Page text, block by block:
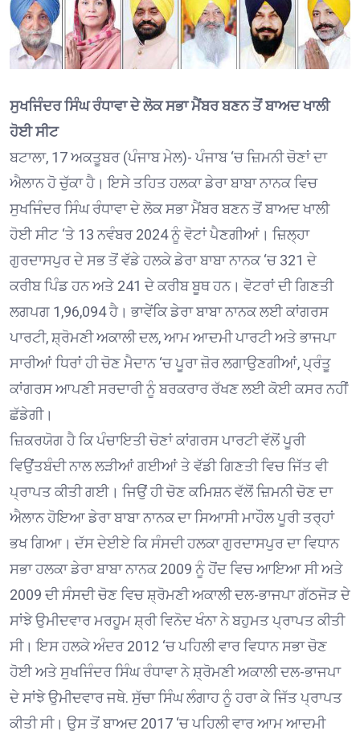
ਸੁਖਜਿੰਦਰ ਸਿੰਘ ਰੰਧਾਵਾ ਦੇ ਲੋਕ ਸਭਾ ਮੈਂਬਰ ਬਣਨ ਤੋਂ ਬਾਅਦ ਖਾਲੀ
ਹੋਈ ਸੀਟ
ਬਟਾਲਾ, 17 ਅਕਤੂਬਰ (ਪੰਜਾਬ ਮੇਲ)- ਪੰਜਾਬ ‘ਚ ਜ਼ਿਮਨੀ ਚੋਣਾਂ ਦਾ
ਐਲਾਨ ਹੋ ਚੁੱਕਾ ਹੈ। ਇਸੇ ਤਹਿਤ ਹਲਕਾ ਡੇਰਾ ਬਾਬਾ ਨਾਨਕ ਵਿਚ
ਸੁਖਜਿੰਦਰ ਸਿੰਘ ਰੰਧਾਵਾ ਦੇ ਲੋਕ ਸਭਾ ਮੈਂਬਰ ਬਣਨ ਤੋਂ ਬਾਅਦ ਖਾਲੀ
ਹੋਈ ਸੀਟ ‘ਤੇ 13 ਨਵੰਬਰ 2024 ਨੂੰ ਵੋਟਾਂ ਪੈਣਗੀਆਂ। ਜ਼ਿਲ੍ਹਾ
ਗੁਰਦਾਸਪੁਰ ਦੇ ਸਭ ਤੋਂ ਵੱਡੇ ਹਲਕੇ ਡੇਰਾ ਬਾਬਾ ਨਾਨਕ ‘ਚ 321 ਦੇ
ਕਰੀਬ ਪਿੰਡ ਹਨ ਅਤੇ 241 ਦੇ ਕਰੀਬ ਬੂਥ ਹਨ। ਵੋਟਰਾਂ ਦੀ ਗਿਣਤੀ
ਲਗਪਗ 1,96,094 ਹੈ। ਭਾਵੇਂਕਿ ਡੇਰਾ ਬਾਬਾ ਨਾਨਕ ਲਈ ਕਾਂਗਰਸ
ਪਾਰਟੀ, ਸ਼੍ਰੋਮਣੀ ਅਕਾਲੀ ਦਲ, ਆਮ ਆਦਮੀ ਪਾਰਟੀ ਅਤੇ ਭਾਜਪਾ
ਸਾਰੀਆਂ ਧਿਰਾਂ ਹੀ ਚੋਣ ਮੈਦਾਨ ‘ਚ ਪੂਰਾ ਜ਼ੋਰ ਲਗਾਉਣਗੀਆਂ, ਪ੍ਰੰਤੂ
ਕਾਂਗਰਸ ਆਪਣੀ ਸਰਦਾਰੀ ਨੂੰ ਬਰਕਰਾਰ ਰੱਖਣ ਲਈ ਕੋਈ ਕਸਰ ਨਹੀਂ
ਛੱਡੇਗੀ।
ਜ਼ਿਕਰਯੋਗ ਹੈ ਕਿ ਪੰਚਾਇਤੀ ਚੋਣਾਂ ਕਾਂਗਰਸ ਪਾਰਟੀ ਵੱਲੋਂ ਪੂਰੀ
ਵਿਉਂਤਬੰਦੀ ਨਾਲ ਲੜੀਆਂ ਗਈਆਂ ਤੇ ਵੱਡੀ ਗਿਣਤੀ ਵਿਚ ਜਿੱਤ ਵੀ
ਪ੍ਰਾਪਤ ਕੀਤੀ ਗਈ। ਜਿਉਂ ਹੀ ਚੋਣ ਕਮਿਸ਼ਨ ਵੱਲੋਂ ਜ਼ਿਮਨੀ ਚੋਣ ਦਾ
ਐਲਾਨ ਹੋਇਆ ਡੇਰਾ ਬਾਬਾ ਨਾਨਕ ਦਾ ਸਿਆਸੀ ਮਾਹੌਲ ਪੂਰੀ ਤਰ੍ਹਾਂ
ਭਖ ਗਿਆ। ਦੱਸ ਦੇਈਏ ਕਿ ਸੰਸਦੀ ਹਲਕਾ ਗੁਰਦਾਸਪੁਰ ਦਾ ਵਿਧਾਨ
ਸਭਾ ਹਲਕਾ ਡੇਰਾ ਬਾਬਾ ਨਾਨਕ 2009 ਨੂੰ ਹੋਂਦ ਵਿਚ ਆਇਆ ਸੀ ਅਤੇ
2009 ਦੀ ਸੰਸਦੀ ਚੋਣ ਵਿਚ ਸ਼੍ਰੋਮਣੀ ਅਕਾਲੀ ਦਲ-ਭਾਜਪਾ ਗੱਠਜੋੜ ਦੇ
ਸਾਂਝੇ ਉਮੀਦਵਾਰ ਮਰਹੂਮ ਸ਼੍ਰੀ ਵਿਨੋਦ ਖੰਨਾ ਨੇ ਬਹੁਮਤ ਪ੍ਰਾਪਤ ਕੀਤੀ
ਸੀ। ਇਸ ਹਲਕੇ ਅੰਦਰ 2012 ‘ਚ ਪਹਿਲੀ ਵਾਰ ਵਿਧਾਨ ਸਭਾ ਚੋਣ
ਹੋਈ ਅਤੇ ਸੁਖਜਿੰਦਰ ਸਿੰਘ ਰੰਧਾਵਾ ਨੇ ਸ਼੍ਰੋਮਣੀ ਅਕਾਲੀ ਦਲ-ਭਾਜਪਾ
ਦੇ ਸਾਂਝੇ ਉਮੀਦਵਾਰ ਜਥੇ. ਸੁੱਚਾ ਸਿੰਘ ਲੰਗਾਹ ਨੂੰ ਹਰਾ ਕੇ ਜਿੱਤ ਪ੍ਰਾਪਤ
ਕੀਤੀ ਸੀ। ਉਸ ਤੋਂ ਬਾਅਦ 2017 ‘ਚ ਪਹਿਲੀ ਵਾਰ ਆਮ ਆਦਮੀ